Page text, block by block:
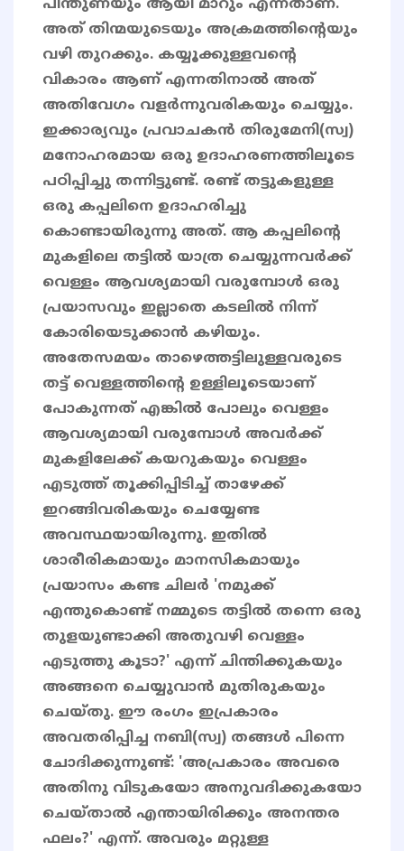
പിന്തുണയും ആയി മാറും എന്നതാണ്.
അത് തിന്മയുടെയും അക്രമത്തിന്റെയും
വഴി തുറക്കും. കയ്യൂക്കുള്ളവന്റെ
വികാരം ആണ് എന്നതിനാൽ അത്
അതിവേഗം വളർന്നുവരികയും ചെയ്യും.
ഇക്കാര്യവും പ്രവാചകൻ തിരുമേനി(സ്വ)
മനോഹരമായ ഒരു ഉദാഹരണത്തിലൂടെ
പഠിപ്പിച്ചു തന്നിട്ടുണ്ട്. രണ്ട് തട്ടുകളുള്ള
ഒരു കപ്പലിനെ ഉദാഹരിച്ചു
കൊണ്ടായിരുന്നു അത്. ആ കപ്പലിൻ്റെ
മുകളിലെ തട്ടിൽ യാത്ര ചെയ്യുന്നവർക്ക്
വെള്ളം ആവശ്യമായി വരുമ്പോൾ ഒരു
പ്രയാസവും ഇല്ലാതെ കടലിൽ നിന്ന്
കോരിയെടുക്കാൻ കഴിയും.
അതേസമയം താഴെത്തട്ടിലുള്ളവരുടെ
തട്ട് വെള്ളത്തിൻ്റെ ഉള്ളിലൂടെയാണ്
പോകുന്നത് എങ്കിൽ പോലും വെള്ളം
ആവശ്യമായി വരുമ്പോൾ അവർക്ക്
മുകളിലേക്ക് കയറുകയും വെള്ളം
എടുത്ത് തൂക്കിപ്പിടിച്ച് താഴേക്ക്
ഇറങ്ങിവരികയും ചെയ്യേണ്ട
അവസ്ഥയായിരുന്നു. ഇതിൽ
ശാരീരികമായും മാനസികമായും
പ്രയാസം കണ്ട ചിലർ 'നമുക്ക്
എന്തുകൊണ്ട് നമ്മുടെ തട്ടിൽ തന്നെ ഒരു
തുളയുണ്ടാക്കി അതുവഴി വെള്ളം
എടുത്തു കൂടാ?' എന്ന് ചിന്തിക്കുകയും
അങ്ങനെ ചെയ്യുവാൻ മുതിരുകയും
ചെയ്തു. ഈ രംഗം ഇപ്രകാരം
അവതരിപ്പിച്ച നബി(സ്വ) തങ്ങൾ പിന്നെ
ചോദിക്കുന്നുണ്ട്: 'അപ്രകാരം അവരെ
അതിനു വിടുകയോ അനുവദിക്കുകയോ
ചെയ്താൽ എന്തായിരിക്കും അനന്തര
ഫലം?' എന്ന്. അവരും മറ്റുള്ള